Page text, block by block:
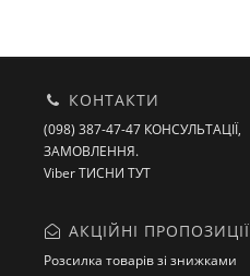
КОНТАКТИ
(098) 387-47-47 КОНСУЛЬТАЦІЇ,
ЗАМОВЛЕННЯ.
Viber ТИСНИ ТУТ
АКЦІЙНІ ПРОПОЗИЦІЇ
Розсилка товарів зі знижками